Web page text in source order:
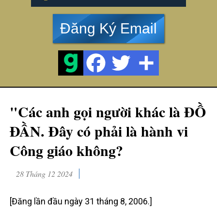
Đăng Ký Email
"Các anh gọi người khác là ĐỒ
ĐẦN. Đây có phải là hành vi
Công giáo không?
28 Tháng 12 2024
[Đăng lần đầu ngày 31 tháng 8, 2006.]